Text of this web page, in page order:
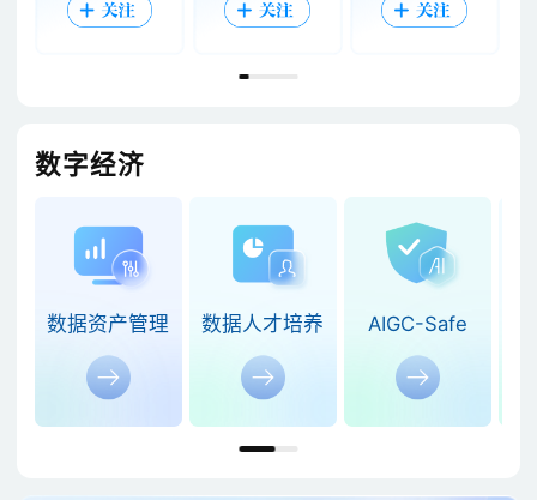
数字经济
数据资产管理 数据人才培养 AIGC-Safe